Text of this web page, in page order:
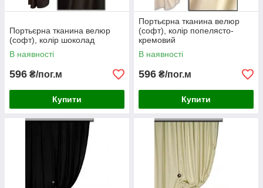
Портьєрна тканина велюр
(софт), колір шоколад
В наявності
596 ₴/пог.м
Купити
Портьєрна тканина велюр
(софт), колір попелясто-
кремовий
В наявності
596 ₴/пог.м
Купити